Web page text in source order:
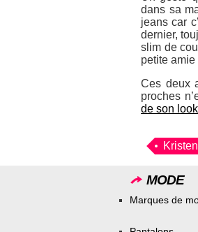
dans sa
jeans car
dernier,
slim de
petite
Ces deux
proches
de son
MODE
Marques de